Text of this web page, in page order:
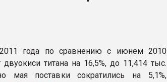
года по сравнению с июнем 2010
двуокиси титана на 16,5%, до 11,414 тыс.
мая поставки сократились на 5,1%,